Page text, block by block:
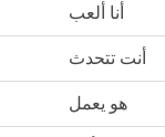
أنا ألعب
أنت تتحدث
هو يعمل